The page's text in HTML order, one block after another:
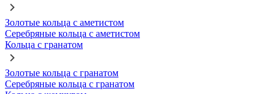
Золотые кольца с аметистом
Серебряные кольца с аметистом
Кольца с гранатом
Золотые кольца с гранатом
Серебряные кольца с гранатом